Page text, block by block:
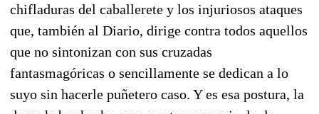
chifladuras del caballerete y los injuriosos ataques
que, también al Diario, dirige contra todos aquellos
que no sintonizan con sus cruzadas
fantasmagóricas o sencillamente se dedican a lo
suyo sin hacerle puñetero caso. Y es esa postura, la